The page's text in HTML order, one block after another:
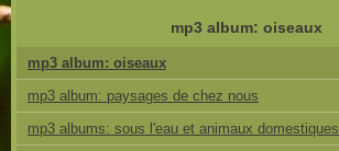
mp3 album: oiseaux
mp3 album: oiseaux
mp3 album: paysages de chez nous
mp3 albums: sous l'eau et animaux domestiques